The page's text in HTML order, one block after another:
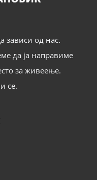
зависи од нас.
да ја направиме
за живеење.
се.